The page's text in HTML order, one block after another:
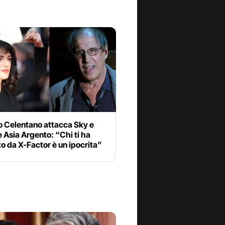
Celentano attacca Sky e
Asia Argento: “Chi ti ha
da X-Factor è un ipocrita”